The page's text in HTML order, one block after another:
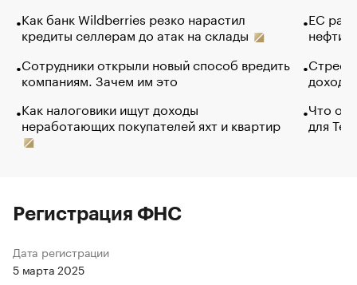
Как банк Wildberries резко нарастил
кредиты селлерам до атак на склады
Сотрудники открыли новый способ вредить
компаниям. Зачем им это
Как налоговики ищут доходы
неработающих покупателей яхт и квартир
ЕС
нефти
Что
для
Регистрация ФНС
Дата регистрации
5 марта 2025